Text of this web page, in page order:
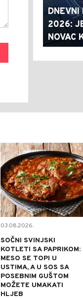
2026:
NOVAC
03.08.2026.
SOČNI SVINJSKI
KOTLETI SA PAPRIKOM:
MESO SE TOPI U
USTIMA, A U SOS SA
POSEBNIM GUŠTOM
MOŽETE UMAKATI
HLJEB